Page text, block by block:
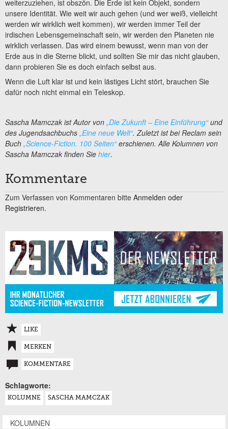
weiterzuziehen, ist obszön. Die Erde ist kein Objekt, sondern
unsere Identität. Wie weit wir auch gehen (und wer weiß, vielleicht
werden wir wirklich weit kommen), wir werden immer Teil der
irdischen Lebensgemeinschaft sein, wir werden den Planeten nie
wirklich verlassen. Das wird einem bewusst, wenn man von der
Erde aus in die Sterne blickt, und sollten Sie mir das nicht glauben,
dann probieren Sie es doch einfach selbst aus.
Wenn die Luft klar ist und kein lästiges Licht stört, brauchen Sie
dafür noch nicht einmal ein Teleskop.
Sascha Mamczak ist Autor von „Die Zukunft – Eine Einführung“und
des Jugendsachbuchs „Eine neue Welt“. Zuletzt ist bei Reclam sein
Buch „Science-Fiction. 100 Seiten“erschienen. Alle Kolumnen von
Sascha Mamczak finden Sie hier.
Kommentare
Zum Verfassen von Kommentaren bitte Anmelden oder
Registrieren.
LIKE
MERKEN
KOMMENTARE
Schlagworte:
KOLUMNE SASCHA MAMCZAK
KOLUMNEN